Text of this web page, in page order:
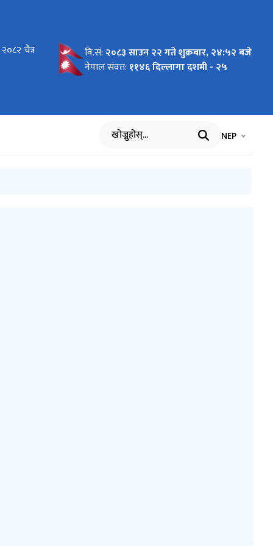
चैत्र
वि.सं: २०८३ साउन २२ गते शुक्रबार, २४:५२ बजे
नेपाल संवत: ११४६ दिल्लागा दशमी - २५
खोज्नुहोस् भाषा चयन
NEP